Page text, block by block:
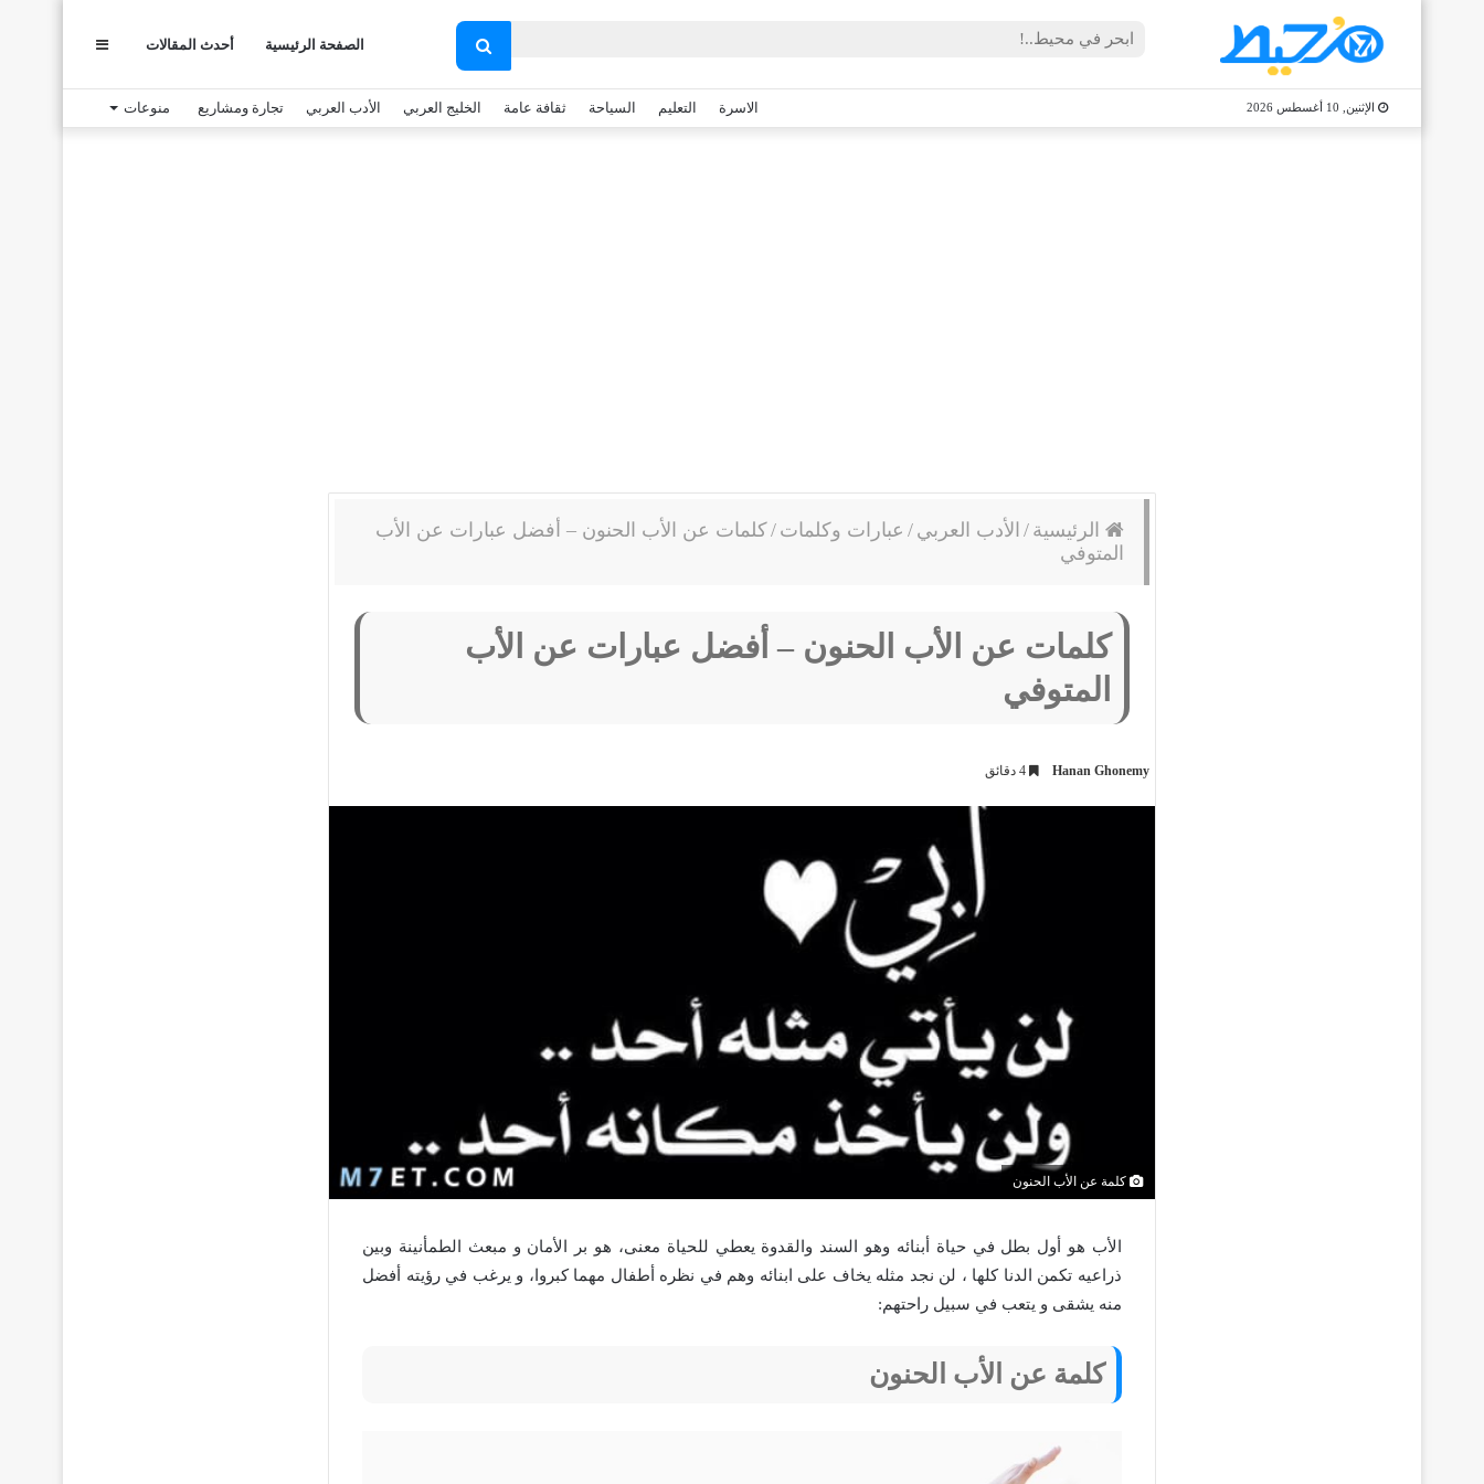
بحث
عن
الصفحة الرئيسية أحدث المقالات عمود
جانبي
الإثنين, 10 أغسطس 2026 الاسرة التعليم السياحة ثقافة عامة الخليج العربي الأدب العربي تجارة ومشاريع منوعات
الرئيسية / الأدب العربي / عبارات وكلمات /كلمات عن الأب الحنون – أفضل عبارات عن الأب
المتوفي
كلمات عن الأب الحنون – أفضل عبارات عن الأب
المتوفي
Hanan Ghonemy
كلمة عن الأب الحنون
الأب هو أول بطل في حياة أبنائه وهو السند والقدوة يعطي للحياة معنى، هو بر الأمان و مبعث الطمأنينة وبين
ذراعيه تكمن الدنا كلها ، لن نجد مثله يخاف على ابنائه وهم في نظره أطفال مهما كبروا، و يرغب في رؤيته أفضل
منه يشقى و يتعب في سبيل راحتهم:
كلمة عن الأب الحنون